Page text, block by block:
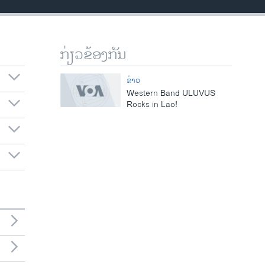
ກ່ຽວຂ້ອງກັນ
ຂ່າວ
Western Band ULUVUS
Rocks in Lao!